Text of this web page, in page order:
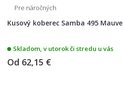
Pre náročných
Kusový koberec Samba 495 Mauve
Skladom, v utorok či stredu u vás
Od 62,15 €